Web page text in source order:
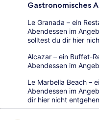
Gastronomisches
Le Granada – ein
Abendessen im
solltest du dir hier
Alcazar – ein Buffet-
Abendessen im
Le Marbella Beach –
Abendessen im
dir hier nicht